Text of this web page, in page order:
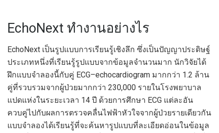
EchoNext ทำงานอย่างไร
EchoNext เป็นรูปแบบการเรียนรู้เชิงลึก ซึ่งเป็นปัญญาประดิษฐ์
ประเภทหนึ่งที่เรียนรู้รูปแบบจากข้อมูลจำนวนมาก นักวิจัยได้
ฝึกแบบจำลองนี้กับคู่ ECG–echocardiogram มากกว่า 1.2 ล้าน
คู่ที่รวบรวมจากผู้ป่วยมากกว่า 230,000 รายในโรงพยาบาล
แปดแห่งในระยะเวลา 14 ปี ด้วยการศึกษา ECG แต่ละอัน
ควบคู่ไปกับผลการตรวจคลื่นไฟฟ้าหัวใจจากผู้ป่วยรายเดียวกัน
แบบจำลองได้เรียนรู้ที่จะค้นหารูปแบบที่ละเอียดอ่อนในข้อมูล